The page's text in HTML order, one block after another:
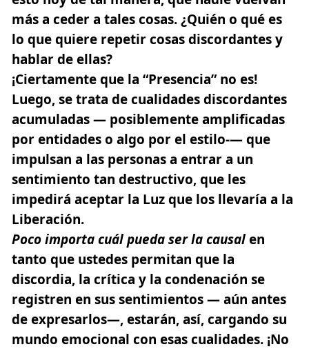
más a ceder a tales cosas. ¿Quién o qué es
lo que quiere repetir cosas discordantes y
hablar de ellas?
¡Ciertamente que la “Presencia” no es!
Luego, se trata de cualidades discordantes
acumuladas — posiblemente amplificadas
por entidades o algo por el estilo-— que
impulsan a las personas a entrar a un
sentimiento tan destructivo, que les
impedirá aceptar la Luz que los llevaría a la
Liberación.
Pocoimportacuálpuedaserla causalen
tanto que ustedes permitan que la
discordia, la crítica y la condenación se
registren en sus sentimientos — aún antes
de expresarlos—, estarán, así, cargando su
mundo emocional con esas cualidades. ¡No